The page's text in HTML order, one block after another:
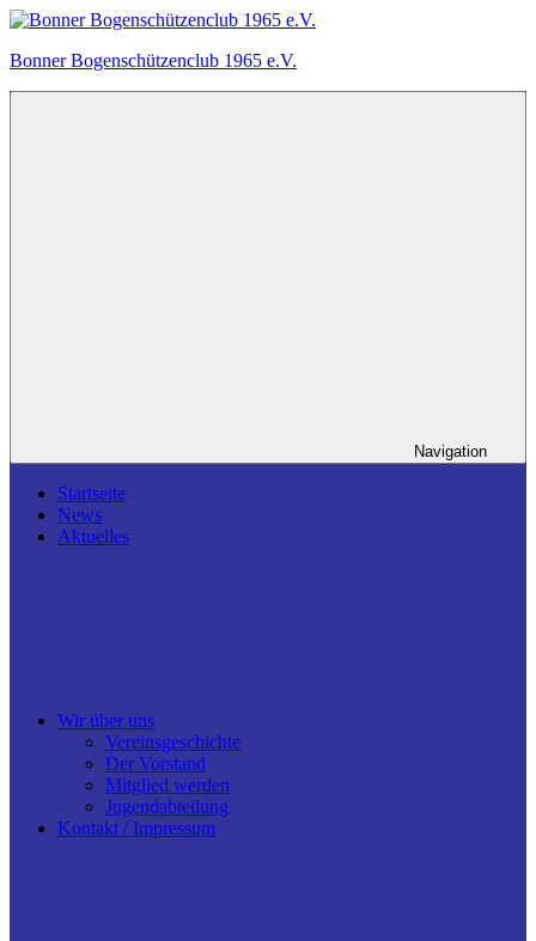
Zum
springen
Bonner Bogenschützenclub 1965 e.V.
Navigation
Startseite
News
Aktuelles
Wir über uns
Vereinsgeschichte
Der Vorstand
Mitglied werden
Jugendabteilung
Kontakt / Impressum